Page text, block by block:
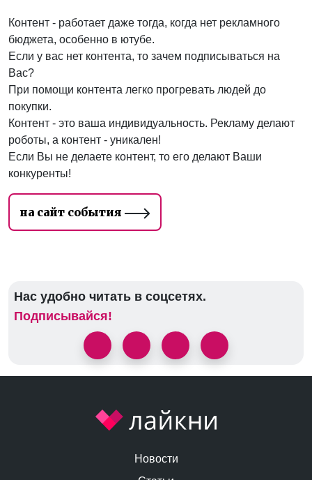
Контент - работает даже тогда, когда нет рекламного
бюджета, особенно в ютубе.
Если у вас нет контента, то зачем подписываться на
Вас?
При помощи контента легко прогревать людей до
покупки.
Контент - это ваша индивидуальность. Рекламу делают
роботы, а контент - уникален!
Если Вы не делаете контент, то его делают Ваши
конкуренты!
на сайт события
Нас удобно читать в соцсетях.
Подписывайся!
Новости